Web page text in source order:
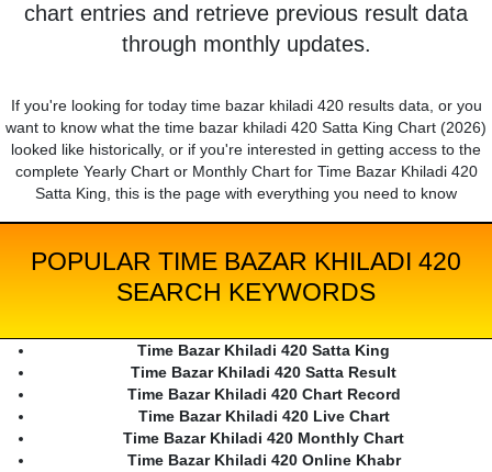
chart entries and retrieve previous result data
through monthly updates.
If you're looking for today time bazar khiladi 420 results data, or you
want to know what the time bazar khiladi 420 Satta King Chart (2026)
looked like historically, or if you're interested in getting access to the
complete Yearly Chart or Monthly Chart for Time Bazar Khiladi 420
Satta King, this is the page with everything you need to know
POPULAR TIME BAZAR KHILADI 420
SEARCH KEYWORDS
Time Bazar Khiladi 420 Satta King
Time Bazar Khiladi 420 Satta Result
Time Bazar Khiladi 420 Chart Record
Time Bazar Khiladi 420 Live Chart
Time Bazar Khiladi 420 Monthly Chart
Time Bazar Khiladi 420 Online Khabr